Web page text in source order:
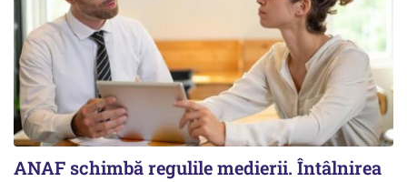
ANAF schimbă regulile medierii. Întâlnirea